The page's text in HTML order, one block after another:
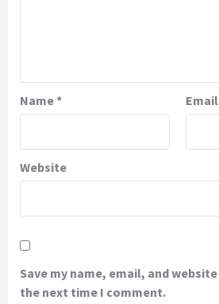
Name* Email
Website
Save my name, email, and
the next time I comment.